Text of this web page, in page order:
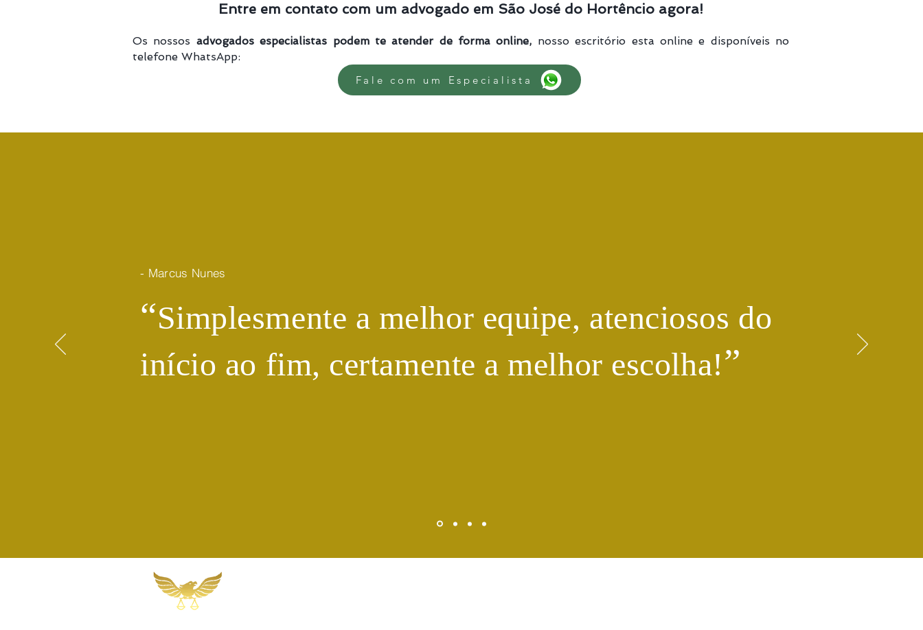
Entre em contato com um advogado em São José do Hortêncio agora!
Os nossos advogados especialistas podem te atender de forma online, nosso escritório esta online e disponíveis no
telefone WhatsApp:
Fale com um Especialista
- Marcus Nunes
​“Simplesmente a melhor equipe, atenciosos do
início ao fim, certamente a melhor escolha!​”